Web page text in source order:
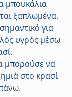
μπουκάλια
ξαπλωμένα.
για
υγρός μέσω
μπορούσε να
στο κρασί